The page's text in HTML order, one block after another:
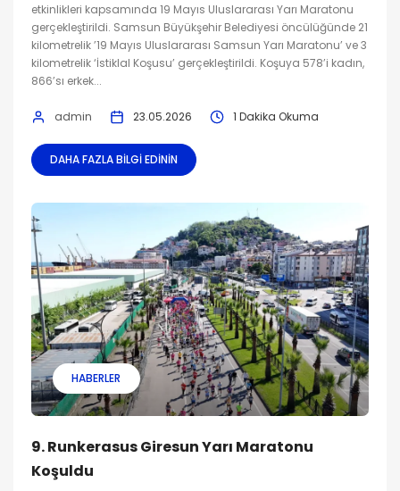
etkinlikleri kapsamında 19 Mayıs Uluslararası Yarı Maratonu
gerçekleştirildi. Samsun Büyükşehir Belediyesi öncülüğünde 21
kilometrelik ’19 Mayıs Uluslararası Samsun Yarı Maratonu’ ve 3
kilometrelik ‘İstiklal Koşusu’ gerçekleştirildi. Koşuya 578’i kadın,
866’sı erkek...
admin 23.05.2026 1 Dakika Okuma
DAHA FAZLA BILGI EDININ
HABERLER
9. Runkerasus Giresun Yarı Maratonu
Koşuldu